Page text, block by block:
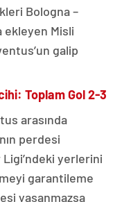
Bologna –
Misli
galip
Toplam Gol 2-3
arasında
perdesi
yerlerini
garantileme
yaşanmazsa